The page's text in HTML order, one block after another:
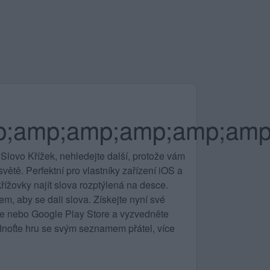
Křížek, nehledejte další, protože vám
Perfektní pro vlastníky zařízení iOS a
najít slova rozptýlená na desce.
aby se dali slova. Získejte nyní své
nebo Google Play Store a vyzvedněte
hru se svým seznamem přátel, více